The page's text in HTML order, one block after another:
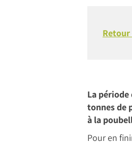
La période
tonnes de
à la
Pour en